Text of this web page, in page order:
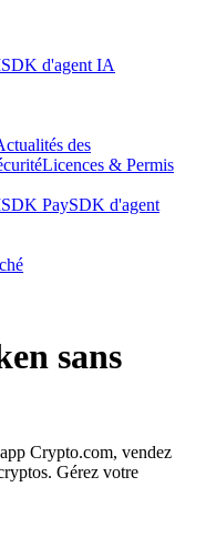
SDK d'agent IA
des
Licences & Permis
SDK PaySDK d'agent
sans
Crypto.com, vendez
Gérez votre